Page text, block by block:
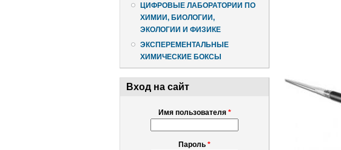
ЦИФРОВЫЕ ЛАБОРАТОРИИ ПО
ХИМИИ, БИОЛОГИИ,
ЭКОЛОГИИ И ФИЗИКЕ
ЭКСПЕРЕМЕНТАЛЬНЫЕ
ХИМИЧЕСКИЕ БОКСЫ
Вход на сайт
Имя пользователя *
Пароль *